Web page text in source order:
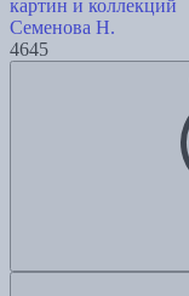
картин и коллекций
Семенова Н.
4645